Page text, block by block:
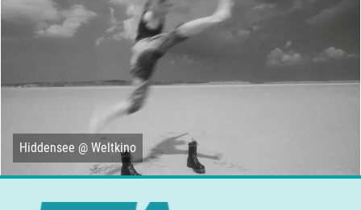
Hiddensee @ Weltkino